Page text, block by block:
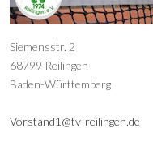
Siemensstr. 2
68799 Reilingen
Baden-Württemberg
Vorstand1@tv-reilingen.de